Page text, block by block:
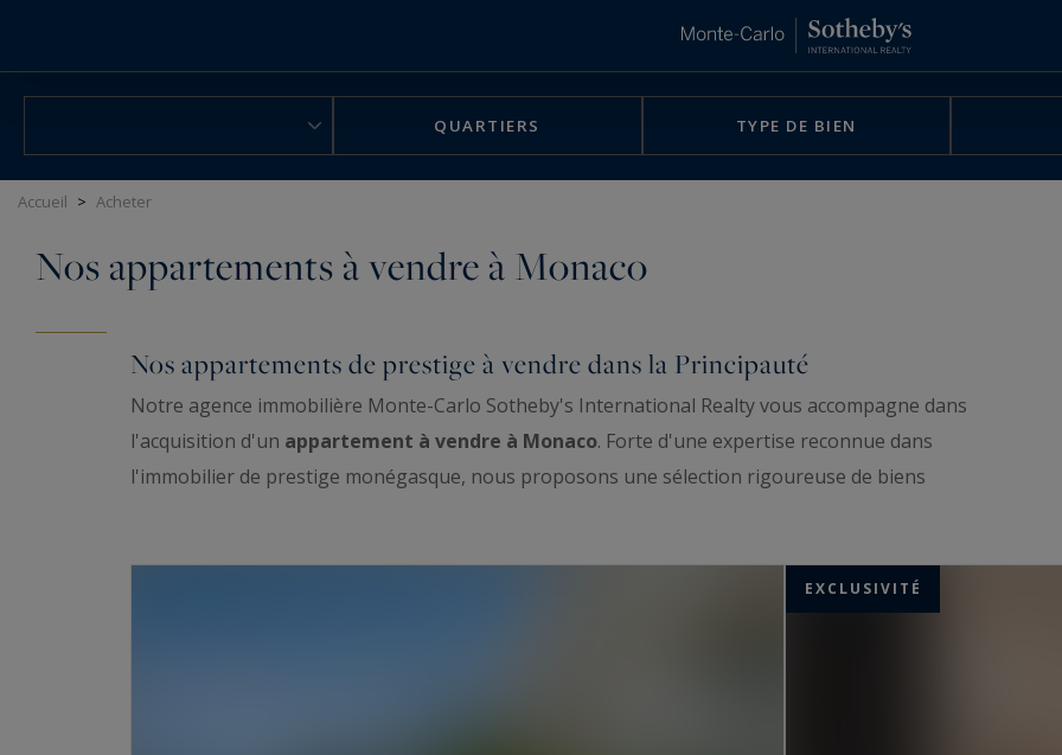
QUARTIERS TYPE DE BIEN
Accueil > Acheter
Nos appartements à vendre à Monaco
Nos appartements de prestige à vendre dans la Principauté
Notre agence immobilière Monte-Carlo Sotheby's International Realty vous accompagne dans
l'acquisition d'un appartement à vendre à Monaco. Forte d'une expertise reconnue dans
l'immobilier de prestige monégasque, nous proposons une sélection rigoureuse de biens
s'accompagne d'un service sur-mesure, de la recherche jusqu'à la signature de l'acte
EXCLUSIVITÉ